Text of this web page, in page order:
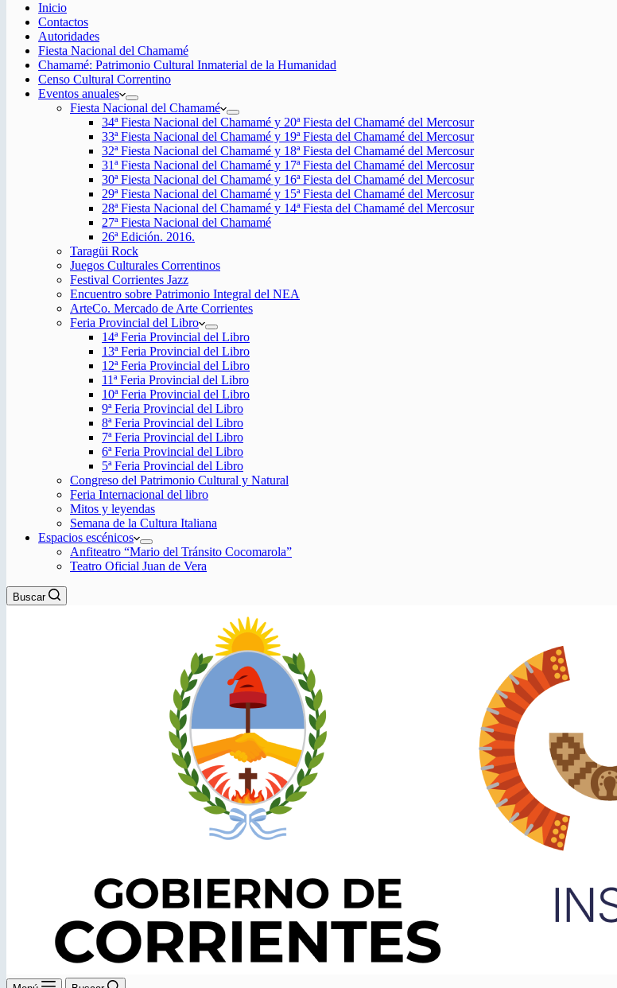
Inicio
Contactos
Autoridades
Fiesta Nacional del Chamamé
Chamamé: Patrimonio Cultural Inmaterial de la Humanidad
Censo Cultural Correntino
Eventos anuales
Fiesta Nacional del Chamamé
34ª Fiesta Nacional del Chamamé y 20ª Fiesta del Chamamé del Mercosur
33ª Fiesta Nacional del Chamamé y 19ª Fiesta del Chamamé del Mercosur
32ª Fiesta Nacional del Chamamé y 18ª Fiesta del Chamamé del Mercosur
31ª Fiesta Nacional del Chamamé y 17ª Fiesta del Chamamé del Mercosur
30ª Fiesta Nacional del Chamamé y 16ª Fiesta del Chamamé del Mercosur
29ª Fiesta Nacional del Chamamé y 15ª Fiesta del Chamamé del Mercosur
28ª Fiesta Nacional del Chamamé y 14ª Fiesta del Chamamé del Mercosur
27ª Fiesta Nacional del Chamamé
26ª Edición. 2016.
Taragüi Rock
Juegos Culturales Correntinos
Festival Corrientes Jazz
Encuentro sobre Patrimonio Integral del NEA
ArteCo. Mercado de Arte Corrientes
Feria Provincial del Libro
14ª Feria Provincial del Libro
13ª Feria Provincial del Libro
12ª Feria Provincial del Libro
11ª Feria Provincial del Libro
10ª Feria Provincial del Libro
9ª Feria Provincial del Libro
8ª Feria Provincial del Libro
7ª Feria Provincial del Libro
6ª Feria Provincial del Libro
5ª Feria Provincial del Libro
Congreso del Patrimonio Cultural y Natural
Feria Internacional del libro
Mitos y leyendas
Semana de la Cultura Italiana
Espacios escénicos
Anfiteatro “Mario del Tránsito Cocomarola”
Teatro Oficial Juan de Vera
Buscar